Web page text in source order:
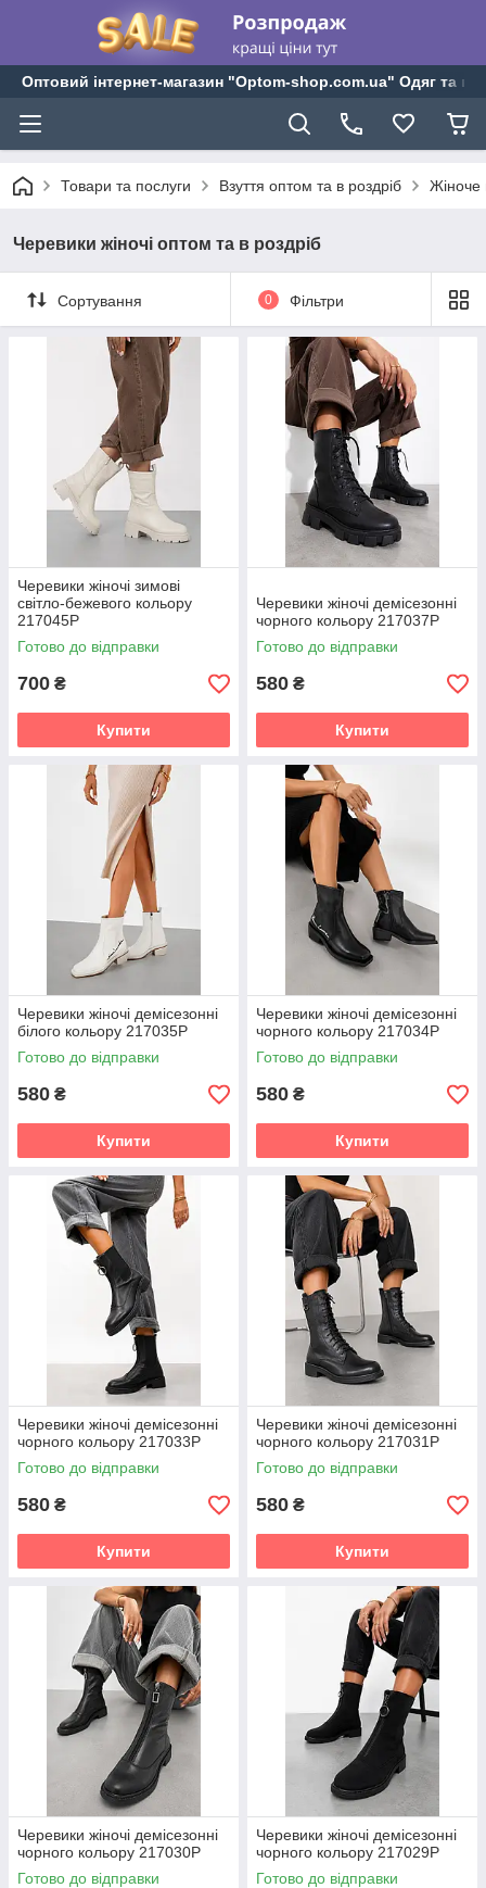
Оптовий інтернет-магазин "Optom-shop.com.ua" Одяг та
Товари та послуги Взуття оптом та в роздріб Жіноче
Черевики жіночі оптом та в роздріб
Сортування 0 Фільтри
Черевики жіночі зимові
світло-бежевого кольору
217045P
Готово до відправки
700 ₴
Купити
Черевики жіночі демісезонні
чорного кольору 217037P
Готово до відправки
580 ₴
Купити
Черевики жіночі демісезонні
білого кольору 217035P
Готово до відправки
580 ₴
Купити
Черевики жіночі демісезонні
чорного кольору 217034P
Готово до відправки
580 ₴
Купити
Черевики жіночі демісезонні
чорного кольору 217033P
Готово до відправки
580 ₴
Купити
Черевики жіночі демісезонні
чорного кольору 217031P
Готово до відправки
580 ₴
Купити
Черевики жіночі демісезонні
чорного кольору 217030P
Готово до відправки
Черевики жіночі демісезонні
чорного кольору 217029P
Готово до відправки